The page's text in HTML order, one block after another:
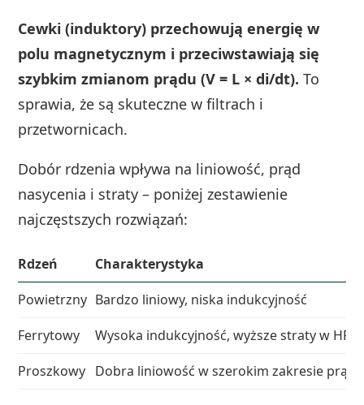
Cewki (induktory) przechowują energię w
polu magnetycznym i przeciwstawiają się
szybkim zmianom prądu (V = L × di/dt). To
sprawia, że są skuteczne w filtrach i
przetwornicach.
Dobór rdzenia wpływa na liniowość, prąd
nasycenia i straty – poniżej zestawienie
najczęstszych rozwiązań:
Rdzeń
Charakterystyka
Powietrzny Bardzo liniowy, niska indukcyjność
Ferrytowy
Wysoka indukcyjność, wyższe straty w HF
Proszkowy Dobra liniowość w szerokim zakresie